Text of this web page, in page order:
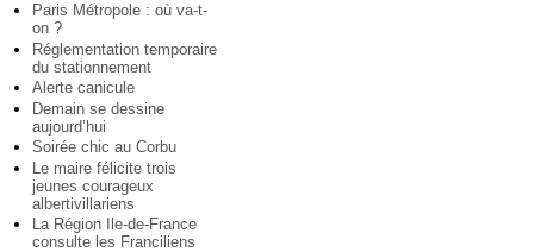
Paris Métropole : où va-t-
on ?
Réglementation temporaire
du stationnement
Alerte canicule
Demain se dessine
aujourd’hui
Soirée chic au Corbu
Le maire félicite trois
jeunes courageux
albertivillariens
La Région Ile-de-France
consulte les Franciliens